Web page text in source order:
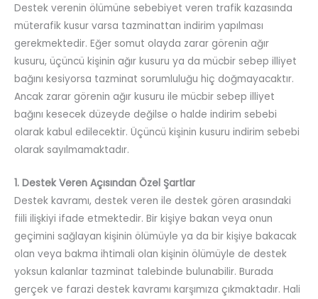
Destek verenin ölümüne sebebiyet veren trafik kazasında
müterafik kusur varsa tazminattan indirim yapılması
gerekmektedir. Eğer somut olayda zarar görenin ağır
kusuru, üçüncü kişinin ağır kusuru ya da mücbir sebep illiyet
bağını kesiyorsa tazminat sorumluluğu hiç doğmayacaktır.
Ancak zarar görenin ağır kusuru ile mücbir sebep illiyet
bağını kesecek düzeyde değilse o halde indirim sebebi
olarak kabul edilecektir. Üçüncü kişinin kusuru indirim sebebi
olarak sayılmamaktadır.
1. Destek Veren Açısından Özel Şartlar
Destek kavramı, destek veren ile destek gören arasındaki
fiili ilişkiyi ifade etmektedir. Bir kişiye bakan veya onun
geçimini sağlayan kişinin ölümüyle ya da bir kişiye bakacak
olan veya bakma ihtimali olan kişinin ölümüyle de destek
yoksun kalanlar tazminat talebinde bulunabilir. Burada
gerçek ve farazi destek kavramı karşımıza çıkmaktadır. Hali